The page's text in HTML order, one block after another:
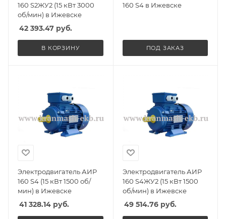
160 S2ЖУ2 (15 кВт 3000
об/мин) в Ижевске
42 393.47 руб.
В КОРЗИНУ
160 S4 в Ижевске
ПОД ЗАКАЗ
Электродвигатель АИР
160 S4 (15 кВт 1500 об/
мин) в Ижевске
41 328.14 руб.
Электродвигатель АИР
160 S4ЖУ2 (15 кВт 1500
об/мин) в Ижевске
49 514.76руб.